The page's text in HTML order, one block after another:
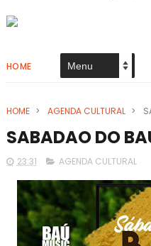
HOME
HOME > AGENDA CULTURAL >
SABADAO DO
23:31 AGENDA CULTURAL